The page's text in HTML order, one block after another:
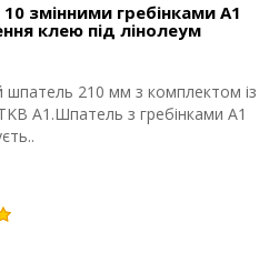
змінними гребінками A1
клею під лінолеум
шпатель 210 мм з комплектом із
A1.Шпатель з гребінками A1